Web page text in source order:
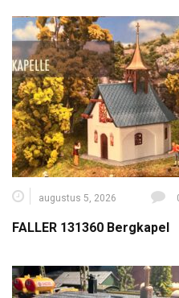
augustus 5, 2026
FALLER 131360 Bergkapel